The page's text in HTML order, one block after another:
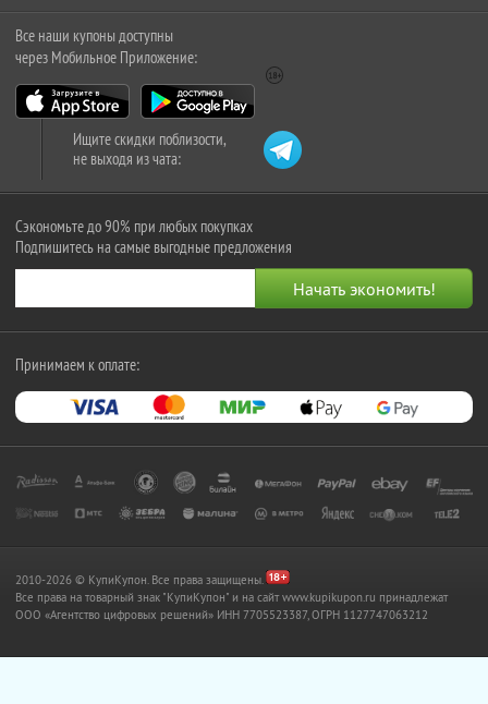
Все наши купоны доступны
через Мобильное Приложение:
Ищите скидки поблизости,
не выходя из чата:
Сэкономьте до 90% при любых покупках
Подпишитесь на самые выгодные предложения
Принимаем к оплате:
2010-2026 © КупиКупон. Все права защищены.
Все права на товарный знак "КупиКупон" и на сайт www.kupikupon.ru принадлежат
OOO «Агентство цифровых решений» ИНН 7705523387, ОГРН 1127747063212